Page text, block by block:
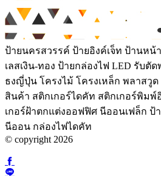
ป้ายนครสวรรค์ ป้ายอิงค์เจ็ท ป้านห
เลสเงิน-ทอง ป้ายกล่องไฟ LED รับตั
ธงญี่ปุ่น โครงไม้ โครงเหล็ก พลาสวูด
สินค้า สติกเกอร์ไดคัท สติกเกอร์พิมพ์
เกอร์ฝ้าตกแต่งออฟฟิศ นีออนเฟล็ก ป้
นีออน กล่องไฟไดคัท
© copyright 2026